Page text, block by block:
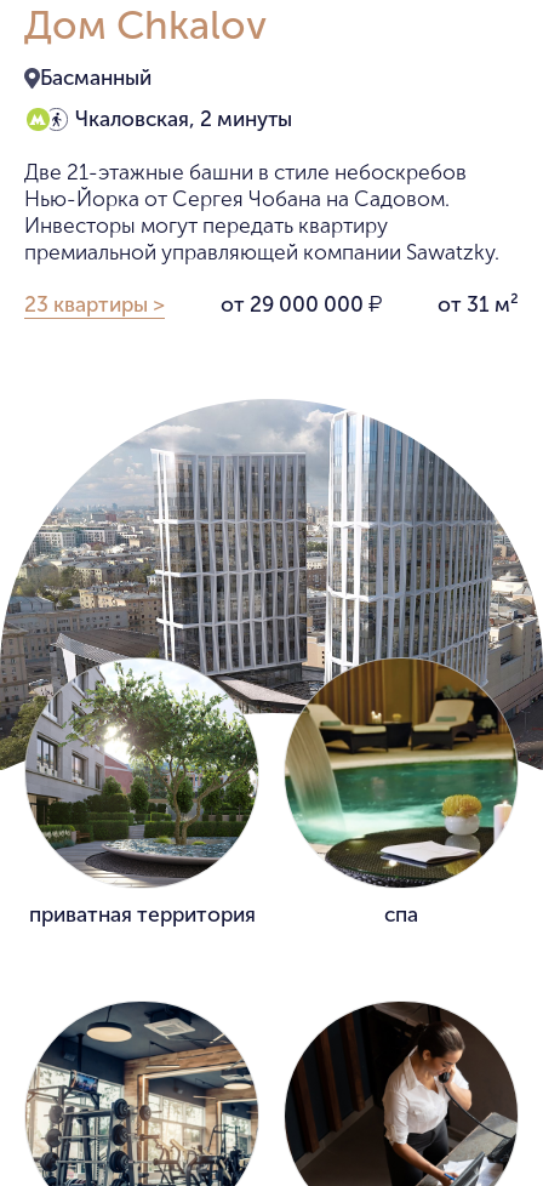
Окна
Панорамное остекление с возможностью
открывания окон.
Воздух
Установлены системы вентиляции и
кондиционирования воздуха.
Пол
камня с функцией «теплый пол».
Дом Chkalov
Басманный
Чкаловская, 2 минуты
Две 21-этажные башни в стиле небоскребов
Нью-Йорка от Сергея Чобана на Садовом.
Инвесторы могут передать квартиру
премиальной управляющей компании Sawatzky.
23 квартиры > от 29 000 000 ₽ от 31 м²
приватная территория спа